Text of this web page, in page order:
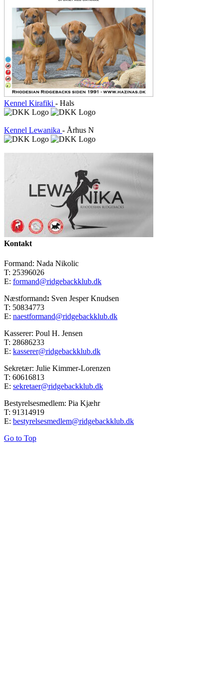
Kennel Kirafiki - Hals
Kennel Lewanika - Århus N
Kontakt
Formand: Nada Nikolic
T: 25396026
E: formand@ridgebackklub.dk
Næstformand: Sven Jesper Knudsen
T: 50834773
E: naestformand@ridgebackklub.dk
Kasserer: Poul H. Jensen
T: 28686233
E: kasserer@ridgebackklub.dk
Sekretær: Julie Kimmer-Lorenzen
T: 60616813
E: sekretaer@ridgebackklub.dk
Bestyrelsesmedlem: Pia Kjæhr
T: 91314919
E: bestyrelsesmedlem@ridgebackklub.dk
Go to Top